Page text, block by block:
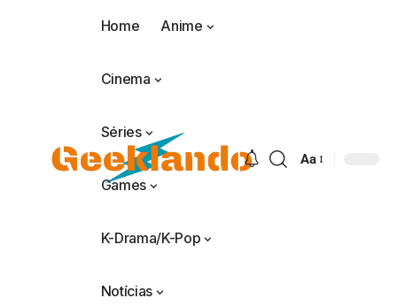
Home Anime
Cinema
Séries
Games
K-Drama/K-Pop
Notícias
Aa